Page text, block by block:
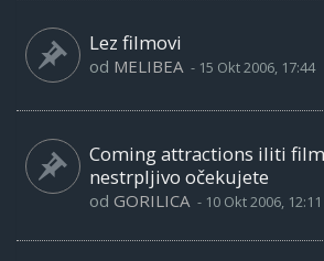
Lez filmovi
od MELIBEA - 15 Okt 2006, 17:44
Coming attractions iliti
nestrpljivo očekujete
od GORILICA - 10 Okt 2006, 12:11